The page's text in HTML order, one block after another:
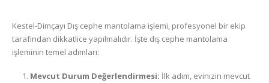
Kestel-Dimçayı Dış cephe mantolama işlemi, profesyonel bir ekip
tarafından dikkatlice yapılmalıdır. İşte dış cephe mantolama
işleminin temel adımları:
Mevcut Durum Değerlendirmesi: İlk adım, evinizin mevcut